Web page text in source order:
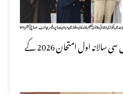
تعلیمی بورڈ مردان نے ایس ایس سی سالانہ اول امتحان 2026 کے